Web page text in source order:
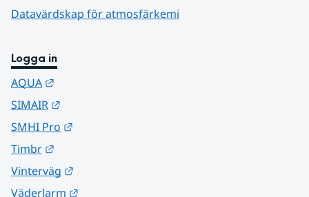
Datavärdskap för atmosfärkemi
Logga in
AQUA
SIMAIR
SMHI Pro
Timbr
Vinterväg
Väderlarm